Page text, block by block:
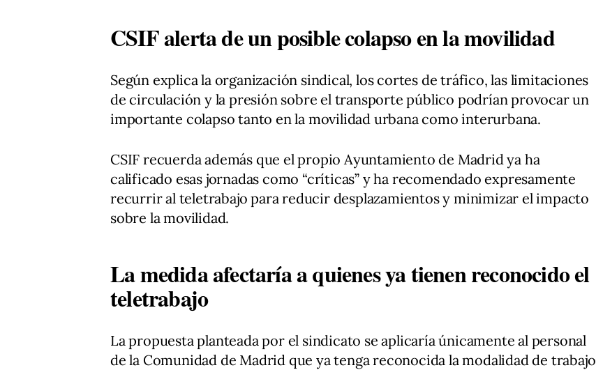
CSIF alerta de un posible colapso en la movilidad
Según explica la organización sindical, los cortes de tráfico, las limitaciones
de circulación y la presión sobre el transporte público podrían provocar un
importante colapso tanto en la movilidad urbana como interurbana.
CSIF recuerda además que el propio Ayuntamiento de Madrid ya ha
calificado esas jornadas como “críticas” y ha recomendado expresamente
recurrir al teletrabajo para reducir desplazamientos y minimizar el impacto
sobre la movilidad.
La medida afectaría a quienes ya tienen reconocido el
teletrabajo
La propuesta planteada por el sindicato se aplicaría únicamente al personal
de la Comunidad de Madrid que ya tenga reconocida la modalidad de trabajo